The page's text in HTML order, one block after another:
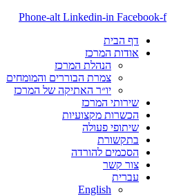
Phone-alt Linkedin-in Facebook-f
דף הבית
אודות המרכז
הנהלת המרכז
צמרת הבוררים והמומחים
יו״ר האתיקה של המרכז
שירותי המרכז
הכשרות מקצועיות
שיתופי פעולה
בתקשורת
הסכמים להורדה
צור קשר
עברית
English